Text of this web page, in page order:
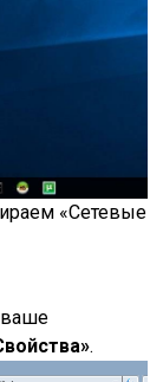
«Сетевые
.